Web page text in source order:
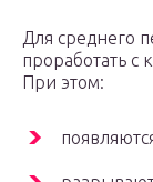
Для среднего
проработать
При этом: